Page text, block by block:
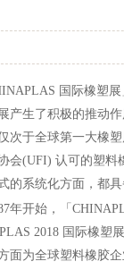
国际橡塑
产生了积极的推动
次于全球第一大橡
会(UFI) 认可的塑料
的系统化方面，都具
年开始，「
2018 国际橡塑
面为全球塑料橡胶